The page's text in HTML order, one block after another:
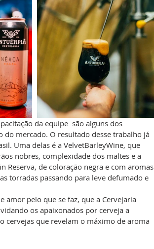
da equipe  são alguns dos
do mercado. O resultado desse trabalho já
Uma delas é a VelvetBarleyWine, que
nobres, complexidade dos maltes e a
Reserva, de coloração negra e com aromas
torradas passando para leve defumado e
amor pelo que se faz, que a Cervejaria
os apaixonados por cerveja a
cervejas que revelam o máximo de aroma